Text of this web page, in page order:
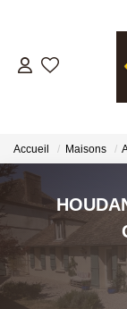
Accueil Maisons